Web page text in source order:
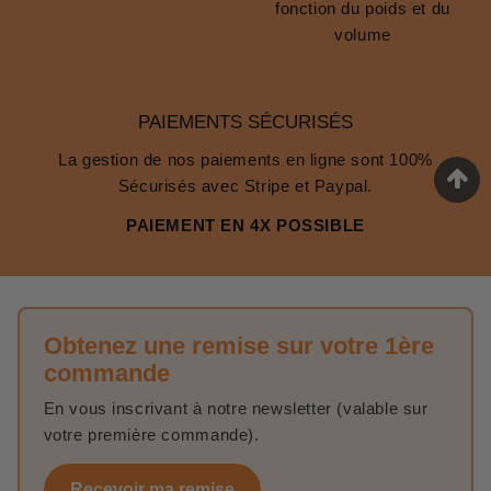
fonction du poids et du
volume
PAIEMENTS SÉCURISÉS
La gestion de nos paiements en ligne sont 100%
Sécurisés avec Stripe et Paypal.
PAIEMENT EN 4X POSSIBLE
Obtenez une remise sur votre 1ère
commande
En vous inscrivant à notre newsletter (valable sur
votre première commande).